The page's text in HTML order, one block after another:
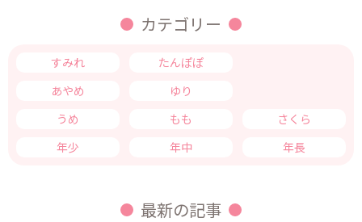
カテゴリー
すみれ たんぽぽ
あやめ
ゆり
うめ
もも
さくら
年少
年中 年長
最新の記事